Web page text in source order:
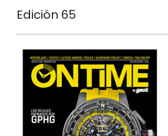
Edición 65